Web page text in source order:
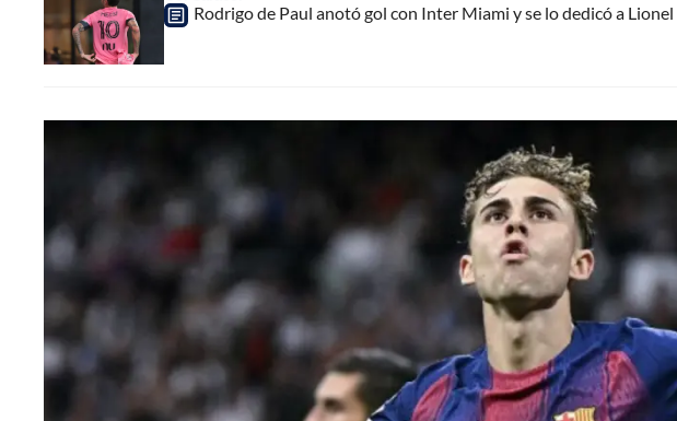
Rodrigo de Paul anotó gol con Inter Miami y se lo dedicó a